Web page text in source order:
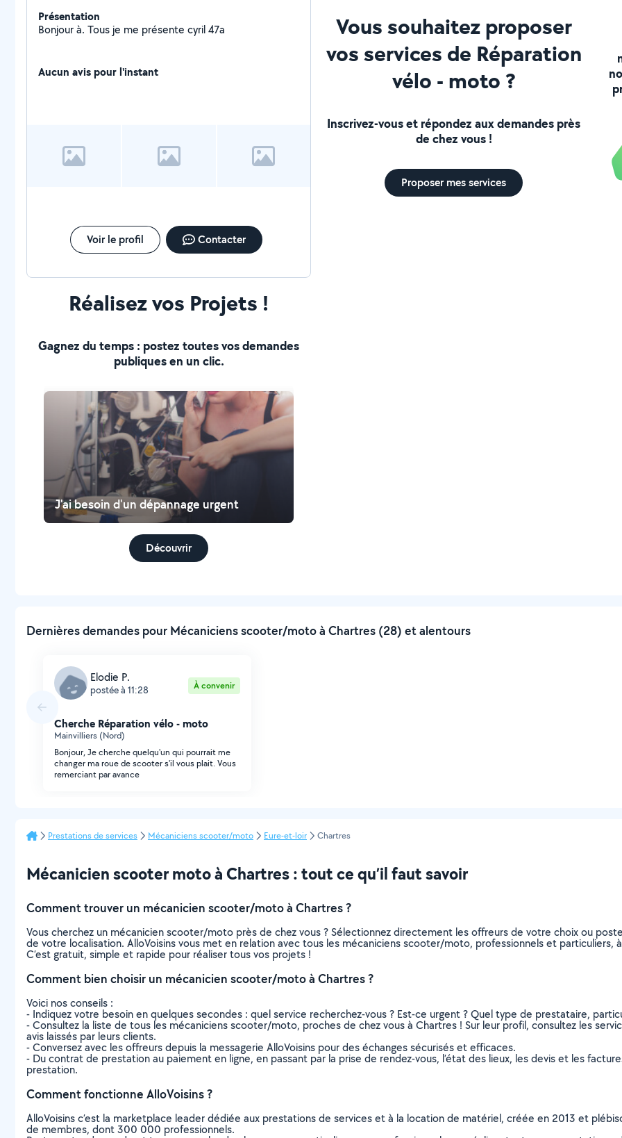
Présentation
Bonjour à. Tous je me présente cyril 47a
Aucun avis pour l'instant
Voir le profil Contacter
Vous souhaitez proposer
vos services de Réparation
vélo - moto ?
Inscrivez-vous et répondez aux demandes près
de chez vous !
Proposer mes services
Réalisez vos Projets !
Gagnez du temps : postez toutes vos demandes
publiques en un clic.
J'ai besoin d'un dépannage urgent
Découvrir
Dernières demandes pour Mécaniciens scooter/moto à Chartres (28) et alentours
Elodie P.
postée à 11:28 À convenir
Cherche Réparation vélo - moto
Mainvilliers (Nord)
Bonjour, Je cherche quelqu'un qui pourrait me
changer ma roue de scooter s'il vous plait. Vous
remerciant par avance
Prestations de services Mécaniciens scooter/moto Eure-et-loir Chartres
Mécanicien scooter moto à Chartres : tout ce qu’il faut savoir
Comment trouver un mécanicien scooter/moto à Chartres ?
Vous cherchez un mécanicien scooter/moto près de chez vous ? Sélectionnez directement les offreurs de votre choix ou
de votre localisation. AlloVoisins vous met en relation avec tous les mécaniciens scooter/moto, professionnels et particuliers,
C’est gratuit, simple et rapide pour réaliser tous vos projets !
Comment bien choisir un mécanicien scooter/moto à Chartres ?
Voici nos conseils :
- Indiquez votre besoin en quelques secondes : quel service recherchez-vous ? Est-ce urgent ? Quel type de prestataire,
- Consultez la liste de tous les mécaniciens scooter/moto, proches de chez vous à Chartres ! Sur leur profil, consultez les
avis laissés par leurs clients.
- Conversez avec les offreurs depuis la messagerie AlloVoisins pour des échanges sécurisés et efficaces.
- Du contrat de prestation au paiement en ligne, en passant par la prise de rendez-vous, l’état des lieux, les devis et les
prestation.
Comment fonctionne AlloVoisins ?
AlloVoisins c’est la marketplace leader dédiée aux prestations de services et à la location de matériel, créée en 2013 et
de membres, dont 300 000 professionnels.